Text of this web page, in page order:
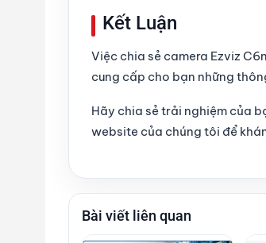
Kết Luận
Việc chia sẻ camera Ezviz
cung cấp cho bạn những
Hãy chia sẻ trải nghiệm của
website của chúng tôi để
Bài viết liên quan